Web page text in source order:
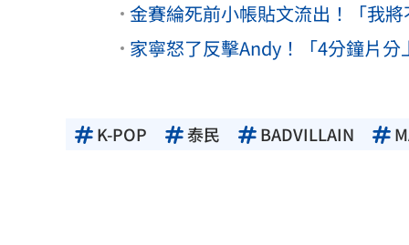
金賽綸死前小帳貼文流出！「我
家寧怒了反擊Andy！「4分鐘片
K-POP 泰民 BADVILLAIN